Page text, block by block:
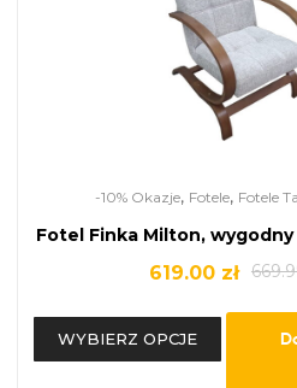
-10% Okazje, Fotele, Fotele
Fotel Finka Milton,
619.00 zł
WYBIERZ OPCJE